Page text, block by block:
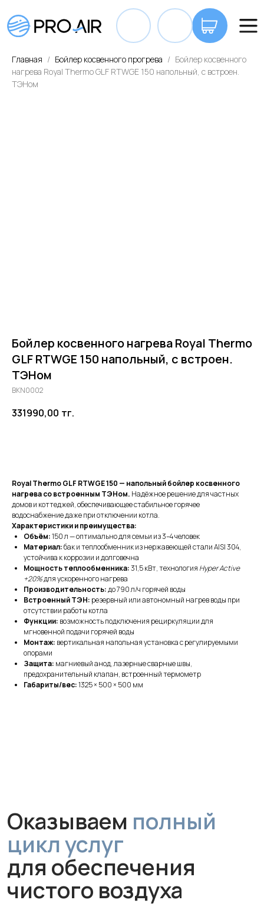
+7
Главная Бойлер косвенного прогрева
Бойлер косвенного
нагрева Royal Thermo GLF RTWGE 150 напольный, с встроен.
ТЭНом
Бойлер косвенного нагрева Royal Thermo
GLF RTWGE 150 напольный, с встроен.
ТЭНом
BKN0002
331990,00 тг.
Royal Thermo GLF RTWGE 150 — напольный бойлер косвенного
нагрева со встроенным ТЭНом. Надёжное решение для частных
домов и коттеджей, обеспечивающее стабильное горячее
водоснабжение даже при отключении котла.
Характеристики и преимущества:
Объём:150 л — оптимально для семьи из 3–4 человек
Материал:бак и теплообменник из нержавеющей стали AISI 304,
устойчива к коррозии и долговечна
Мощность теплообменника:31,5 кВт, технология Hyper Active
+20%для ускоренного нагрева
Производительность:до 790 л/ч горячей воды
Встроенный ТЭН: резервный или автономный нагрев воды при
отсутствии работы котла
Функции: возможность подключения рециркуляции для
мгновенной подачи горячей воды
Монтаж: вертикальная напольная установка с регулируемыми
опорами
Защита: магниевый анод, лазерные сварные швы,
предохранительный клапан, встроенный термометр
Габариты/вес:1325 × 500 × 500 мм
Оказываемполный
цикл услуг
для обеспечения
ремонта. Гарантируем аккуратную
работу и надежное крепление
устройства.